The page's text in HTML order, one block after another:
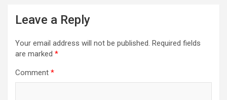
Leave a Reply
Your email address will not be published. Required fields
are marked *
Comment *